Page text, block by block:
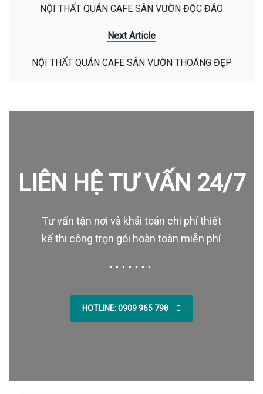
NỘI THẤT QUÁN CAFE SÂN VƯỜN ĐỘC ĐÁO
Next Article
NỘI THẤT QUÁN CAFE SÂN VƯỜN THOÁNG ĐẸP
LIÊN HỆ TƯ VẤN 24/7
Tư vấn tận nơi và khái toán chi phí thiết
kế thi công trọn gói hoàn toàn miễn phí
HOTLINE: 0909 965 798